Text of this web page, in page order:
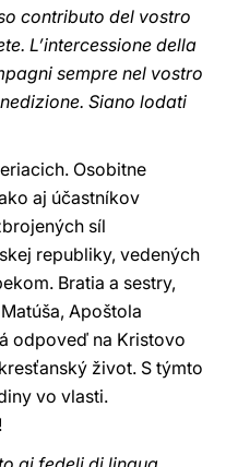
contributo del vostro
L’intercessione della
sempre nel vostro
Siano lodati
Osobitne
aj účastníkov
síl
republiky, vedených
Bratia a sestry,
Apoštola
odpoveď na Kristovo
život. S týmto
vo vlasti.